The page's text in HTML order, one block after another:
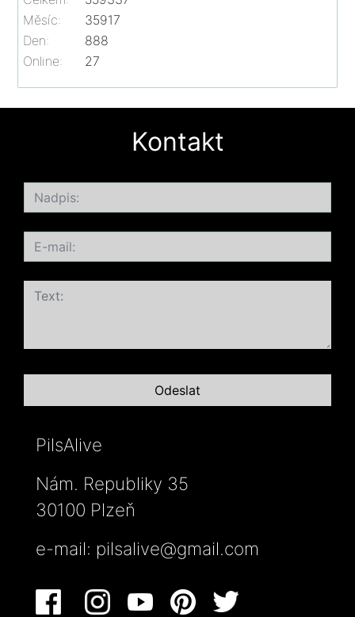
Online: 27
Měsíc:
35917
Den:
888
Kontakt
PilsAlive
Nám. Republiky 35
30100 Plzeň
e-mail: pilsalive@gmail.com